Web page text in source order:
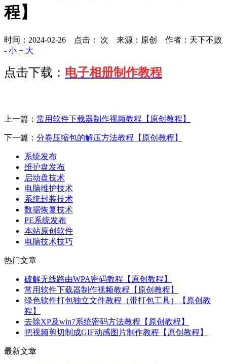
程】
时间：2024-02-26 点击： 次 来源：原创 作者：天下不败
- 小 + 大
点击下载： 电子相册制作教程
上一篇： 常用软件下载器制作视频教程【原创教程】
下一篇： 分卷压缩包的解压方法教程【原创教程】
系统发布
维护盘发布
启动盘技术
电脑维护技术
系统封装技术
数据恢复技术
PE系统发布
本站原创软件
电脑技术技巧
热门文章
破解无线路由WPA密码教程【原创教程】
常用软件下载器制作视频教程【原创教程】
绿色软件打包独立文件教程（带打包工具）【原创教
程】
去除XP及win7系统密码方法教程【原创教程】
把视频剪切制成GIF动感图片制作教程【原创教程】
最新文章